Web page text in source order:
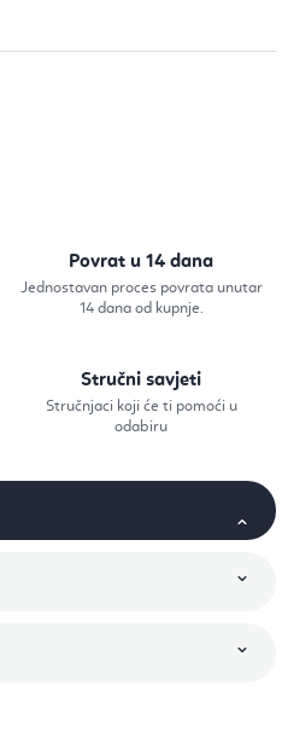
Povrat u 14 dana
Jednostavan proces povrata unutar
14 dana od kupnje.
Stručni savjeti
Stručnjaci koji će ti pomoći u
odabiru